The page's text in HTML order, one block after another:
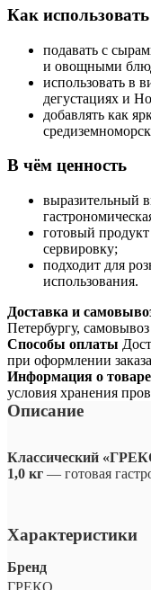
Как использовать
подавать с
и овощными
использовать в
дегустациях и
добавлять как
В чём ценность
выразительный
готовый
сервировку;
подходит для
использования.
Доставка и
Петербургу,
Способы оплаты
при оформлении
Информация о товаре
условия хранения
Описание
Классический
1,0 кг — готовая
Характеристики
Бренд